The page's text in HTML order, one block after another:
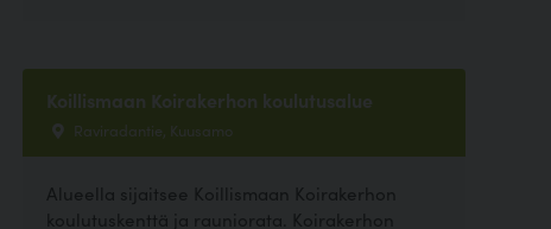
Koillismaan Koirakerhon koulutusalue
Raviradantie, Kuusamo
Alueella sijaitsee Koillismaan Koirakerhon
koulutuskenttä ja rauniorata. Koirakerhon